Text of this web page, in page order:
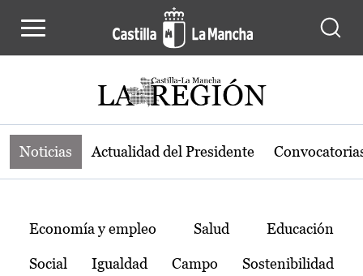
Noticias de la región de Castilla-La
Noticias Actualidad del Presidente
Temas
Economía y empleo Salud Educación
Social Igualdad Campo Sostenibilidad